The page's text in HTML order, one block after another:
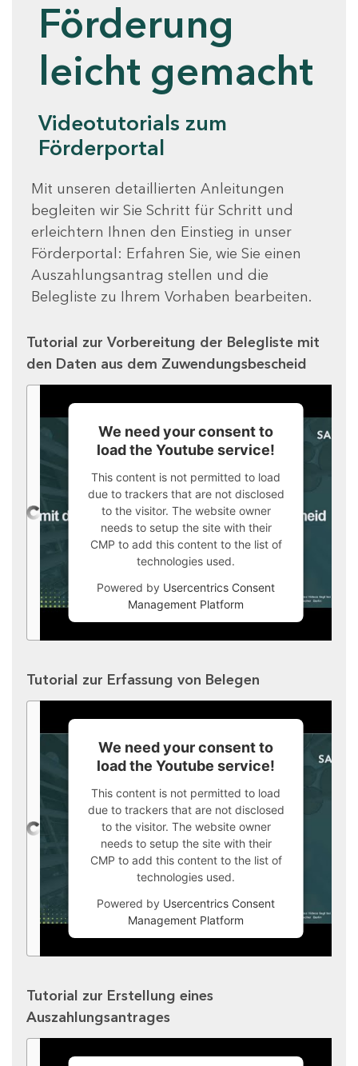
Förderung
leicht gemacht
Videotutorials zum
Förderportal
Mit unseren detaillierten Anleitungen
begleiten wir Sie Schritt für Schritt und
erleichtern Ihnen den Einstieg in unser
Förderportal: Erfahren Sie, wie Sie einen
Auszahlungsantrag stellen und die
Belegliste zu Ihrem Vorhaben bearbeiten.
Tutorial zur Vorbereitung der Belegliste mit
den Daten aus dem Zuwendungsbescheid
We need your consent to
load the Youtube service!
This content is not permitted to load
due to trackers that are not disclosed
to the visitor. The website owner
needs to setup the site with their
CMP to add this content to the list of
technologies used.
Powered by Usercentrics Consent
Management Platform
Tutorial zur Erfassung von Belegen
We need your consent to
load the Youtube service!
This content is not permitted to load
due to trackers that are not disclosed
to the visitor. The website owner
needs to setup the site with their
CMP to add this content to the list of
technologies used.
Powered by Usercentrics Consent
Management Platform
Tutorial zur Erstellung eines
Auszahlungsantrages